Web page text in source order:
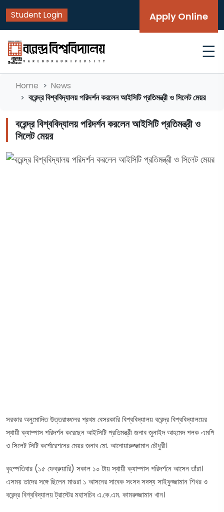
Student Login Apply Online
☰
Home News
বরেন্দ্র বিশ্ববিদ্যালয় পরিদর্শন করলেন আইসিটি প্রতিমন্ত্রী ও সিলেট মেয়র
বরেন্দ্র বিশ্ববিদ্যালয় পরিদর্শন করলেন আইসিটি প্রতিমন্ত্রী ও
সিলেট মেয়র
সরকার অনুমোদিত উত্তরাঞ্চলের প্রথম বেসরকারি বিশ্ববিদ্যালয় বরেন্দ্র বিশ্ববিদ্যালয়ের
স্থায়ী ক্যাম্পাস পরিদর্শন করেছেন আইসিটি প্রতিমন্ত্রী জনাব জুনাইদ আহমেদ পলক এমপি
ও সিলেট সিটি কর্পোরেশনের মেয়র জনাব মো. আনোয়ারুজ্জামান চৌধুরী।
বৃহস্পতিবার (১৫ ফেব্রুয়ারি) সকাল ১০ টায় স্থায়ী ক্যাম্পাস পরিদর্শনে আসেন তাঁরা।
এসময় তাদের সঙ্গে ছিলেন মাগুরা ১ আসনের সাবেক সংসদ সদস্য সাইফুজ্জামান শিখর ও
বরেন্দ্র বিশ্ববিদ্যালয় ট্রাস্টের মহাসচিব এ.কে.এম. কামরুজ্জামান খান।